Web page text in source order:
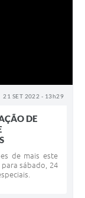
21 SET 2022 - 13h29
DE
de mais este
sábado, 24